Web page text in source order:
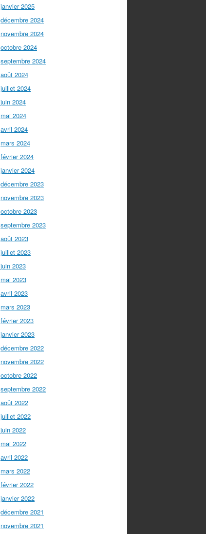
janvier 2025
décembre 2024
novembre 2024
octobre 2024
septembre 2024
août 2024
juillet 2024
juin 2024
mai 2024
avril 2024
mars 2024
février 2024
janvier 2024
décembre 2023
novembre 2023
octobre 2023
septembre 2023
août 2023
juillet 2023
juin 2023
mai 2023
avril 2023
mars 2023
février 2023
janvier 2023
décembre 2022
novembre 2022
octobre 2022
septembre 2022
août 2022
juillet 2022
juin 2022
mai 2022
avril 2022
mars 2022
février 2022
janvier 2022
décembre 2021
novembre 2021